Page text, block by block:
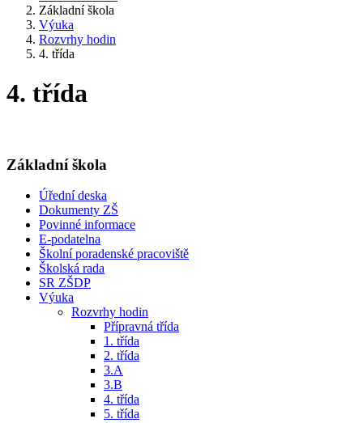
Základní škola
Výuka
Rozvrhy hodin
4. třída
4. třída
Základní škola
Úřední deska
Dokumenty ZŠ
Povinné informace
E-podatelna
Školní poradenské pracoviště
Školská rada
SR ZŠDP
Výuka
Rozvrhy hodin
Přípravná třída
1. třída
2. třída
3.A
3.B
4. třída
5. třída